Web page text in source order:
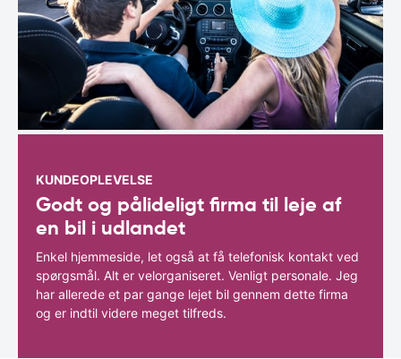
KUNDEOPLEVELSE
Godt og pålideligt firma til leje af
en bil i udlandet
Enkel hjemmeside, let også at få telefonisk kontakt ved
spørgsmål. Alt er velorganiseret. Venligt personale. Jeg
har allerede et par gange lejet bil gennem dette firma
og er indtil videre meget tilfreds.